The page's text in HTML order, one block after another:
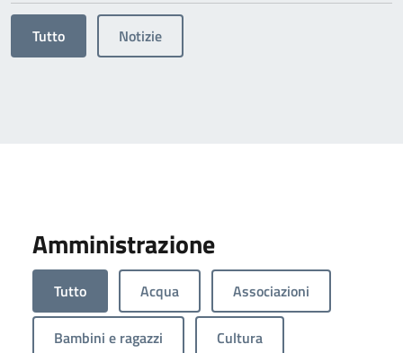
Tutto Notizie
Amministrazione
Tutto Acqua Associazioni
Bambini e ragazzi Cultura